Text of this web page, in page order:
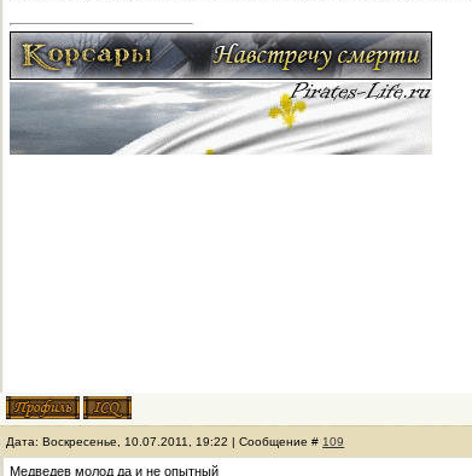
Дата: Воскресенье, 10.07.2011, 19:22 | Сообщение # 109
Медведев молод да и не опытный